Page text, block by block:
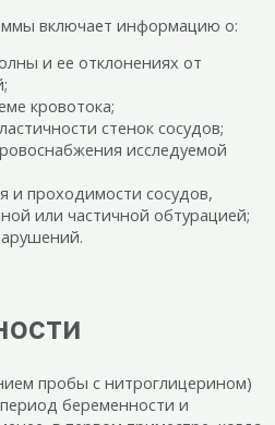
включает информацию о:
и ее отклонениях от
кровотока;
стенок сосудов;
исследуемой
и проходимости сосудов,
или частичной обтурацией;
пробы с нитроглицерином)
беременности и